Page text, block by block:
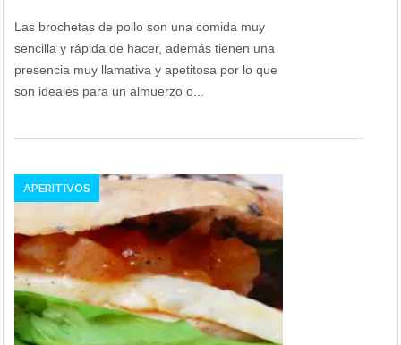
Las brochetas de pollo son una comida muy
sencilla y rápida de hacer, además tienen una
presencia muy llamativa y apetitosa por lo que
son ideales para un almuerzo o...
APERITIVOS